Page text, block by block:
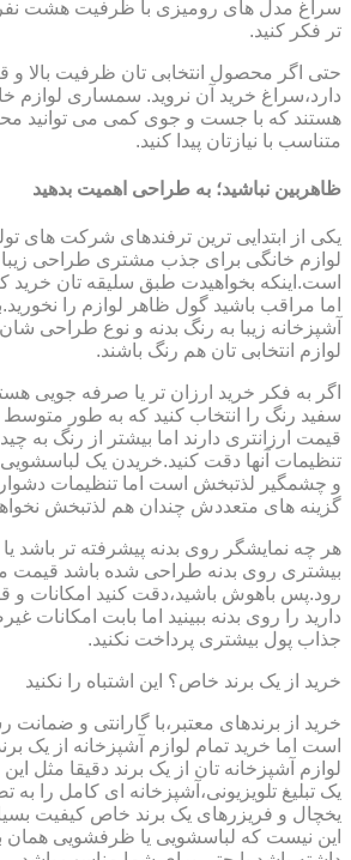
سراغ مدل های رومیزی با ظرفیت هشت
تر فکر کنید.
حتی اگر محصول انتخابی تان ظرفیت بالا و
دارد،سراغ خرید آن نروید. سمساری لوازم
هستند که با جست و جوی کمی می توانید
متناسب با نیازتان پیدا کنید.
ظاهربین نباشید؛ به طراحی اهمیت بدهید
یکی از ابتدایی ترین ترفندهای شرکت های
لوازم خانگی برای جذب مشتری طراحی
است.اینکه بخواهیدت طبق سلیقه تان خرید
اما مراقب باشید گول ظاهر لوازم را
آشپزخانه زیبا به رنگ بدنه و نوع طراحی
لوازم انتخابی تان هم رنگ باشند.
اگر به فکر خرید ارزان تر یا صرفه جویی
قیمت ارزانتری دارند اما بیشتر از رنگ به
تنظیمات آنها دقت کنید.خریدن یک
و چشمگیر لذتبخش است اما تنظیمات
گزینه های متعددش چندان هم لذتبخش
هر چه نمایشگر روی بدنه پیشرفته تر باشد
بیشتری روی بدنه طراحی شده باشد قیمت
رود.پس باهوش باشید،دقت کنید امکانات و
دارید را روی بدنه ببینید اما بابت امکانات
جذاب پول بیشتری پرداخت نکنید.
خرید از یک برند خاص؟ این اشتباه را نکنید
خرید از برندهای معتبر،با گارانتی و ضمانت
است اما خرید تمام لوازم آشپزخانه از یک
لوازم آشپزخانه تان از یک برند دقیقا مثل
یک تبلیغ تلویزیونی،آشپزخانه ای کامل را به
یخچال و فریزرهای یک برند خاص کیفیت بسیار
این نیست که لباسشویی یا ظرفشویی همان